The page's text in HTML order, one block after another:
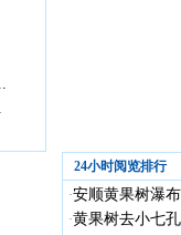
24小时阅览排行
·安顺黄果树瀑
·黄果树去小七